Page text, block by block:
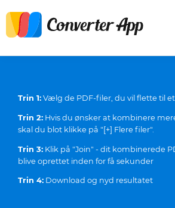
Trin 1: Vælg de PDF-filer, du vil flette til
Trin 2: Hvis du ønsker at kombinere
skal du blot klikke på "[+] Flere filer".
Trin 3: Klik på "Join" - dit kombinerede
blive oprettet inden for få sekunder
Trin 4: Download og nyd resultatet